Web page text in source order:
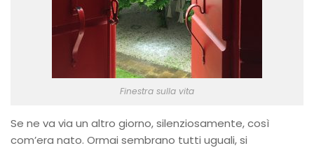
Finestra sulla vita
Se ne va via un altro giorno, silenziosamente, così
com’era nato. Ormai sembrano tutti uguali, si